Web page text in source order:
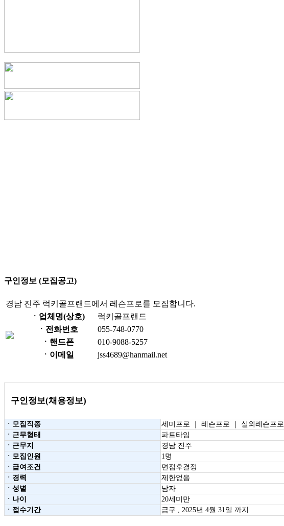
구인정보 (모집공고)
경남 진주 럭키골프랜드에서 레슨프로를 모집합니다.
ㆍ업체명(상호)
럭키골프랜드
ㆍ전화번호
055-748-0770
ㆍ핸드폰
010-9088-5257
ㆍ이메일
jss4689@hanmail.net
구인정보(채용정보)
ㆍ모집직종
세미프로 ｜ 레슨프로 ｜ 실외레슨프로
ㆍ근무형태
파트타임
ㆍ근무지
경남 진주
ㆍ모집인원
1명
ㆍ급여조건
면접후결정
ㆍ경력
제한없음
ㆍ성별
남자
ㆍ나이
20세미만
ㆍ접수기간
급구 , 2025년 4월 31일 까지